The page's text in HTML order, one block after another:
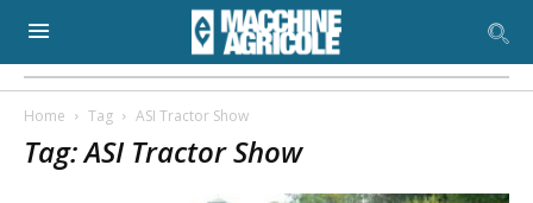
Home Tag ASI Tractor Show
Tag: ASI Tractor Show